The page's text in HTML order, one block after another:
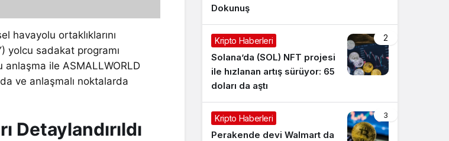
havayolu ortaklıklarını
yolcu sadakat programı
anlaşma ile ASMALLWORLD
ve anlaşmalı noktalarda
Detaylandırıldı
Dokunuş
2
Kripto Haberleri
Solana’da (SOL) NFT projesi
ile hızlanan artış sürüyor: 65
doları da aştı
3
Kripto Haberleri
Perakende devi Walmart da